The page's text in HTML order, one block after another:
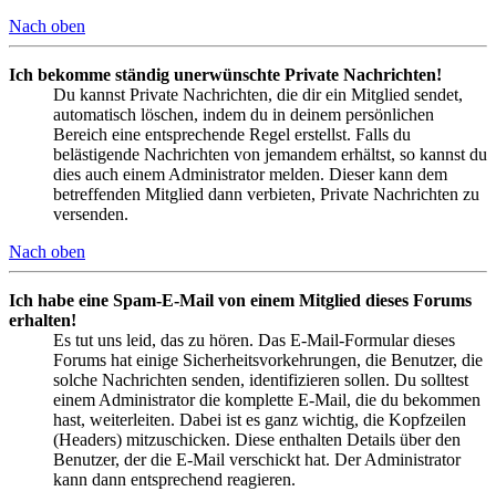
Nach oben
Ich bekomme ständig unerwünschte Private Nachrichten!
Du kannst Private Nachrichten, die dir ein Mitglied sendet,
automatisch löschen, indem du in deinem persönlichen
Bereich eine entsprechende Regel erstellst. Falls du
belästigende Nachrichten von jemandem erhältst, so kannst du
dies auch einem Administrator melden. Dieser kann dem
betreffenden Mitglied dann verbieten, Private Nachrichten zu
versenden.
Nach oben
Ich habe eine Spam-E-Mail von einem Mitglied dieses Forums
erhalten!
Es tut uns leid, das zu hören. Das E-Mail-Formular dieses
Forums hat einige Sicherheitsvorkehrungen, die Benutzer, die
solche Nachrichten senden, identifizieren sollen. Du solltest
einem Administrator die komplette E-Mail, die du bekommen
hast, weiterleiten. Dabei ist es ganz wichtig, die Kopfzeilen
(Headers) mitzuschicken. Diese enthalten Details über den
Benutzer, der die E-Mail verschickt hat. Der Administrator
kann dann entsprechend reagieren.